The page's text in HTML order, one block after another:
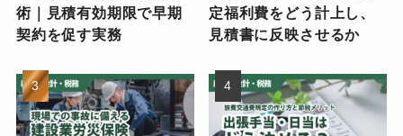
術｜見積有効期限で早期
契約を促す実務
定福利費をどう計上し、
見積書に反映させるか